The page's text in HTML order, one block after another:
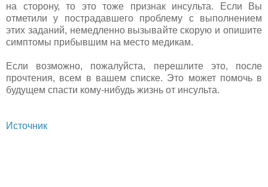
на сторону, то это тоже признак инсульта. Если Вы
отметили у пострадавшего проблему с выполнением
этих заданий, немедленно вызывайте скорую и опишите
симптомы прибывшим на место медикам.
Если возможно, пожалуйста, перешлите это, после
прочтения, всем в вашем списке. Это может помочь в
будущем спасти кому-нибудь жизнь от инсульта.
Источник